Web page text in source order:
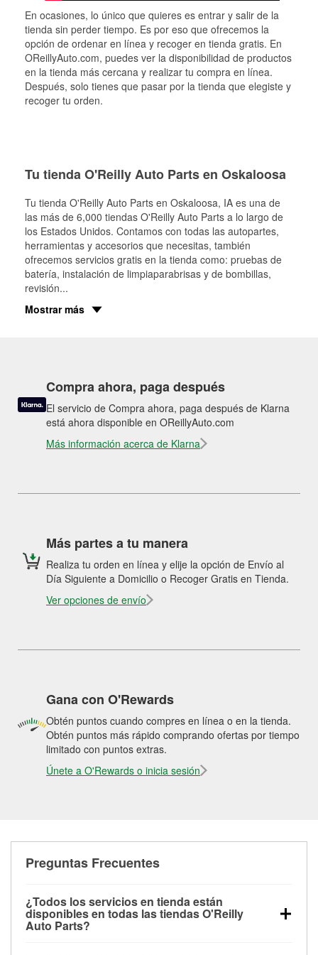
En ocasiones, lo único que quieres es entrar y salir de la
tienda sin perder tiempo. Es por eso que ofrecemos la
opción de ordenar en línea y recoger en tienda gratis. En
OReillyAuto.com, puedes ver la disponibilidad de productos
en la tienda más cercana y realizar tu compra en línea.
Después, solo tienes que pasar por la tienda que elegiste y
recoger tu orden.
Tu tienda O'Reilly Auto Parts en Oskaloosa
Tu tienda O'Reilly Auto Parts en Oskaloosa, IA es una de
las más de 6,000 tiendas O'Reilly Auto Parts a lo largo de
los Estados Unidos. Contamos con todas las autopartes,
herramientas y accesorios que necesitas, también
ofrecemos servicios gratis en la tienda como: pruebas de
batería, instalación de limpiaparabrisas y de bombillas,
revisión...
Mostrar más
Compra ahora, paga después
El servicio de Compra ahora, paga después de Klarna
está ahora disponible en OReillyAuto.com
Más información acerca de Klarna
Más partes a tu manera
Realiza tu orden en línea y elije la opción de Envío al
Día Siguiente a Domicilio o Recoger Gratis en Tienda.
Ver opciones de envío
Gana con O'Rewards
Obtén puntos cuando compres en línea o en la tienda.
Obtén puntos más rápido comprando ofertas por tiempo
limitado con puntos extras.
Únete a O'Rewards o inicia sesión
Preguntas Frecuentes
¿Todos los servicios en tienda están
disponibles en todas las tiendas O'Reilly
Auto Parts?